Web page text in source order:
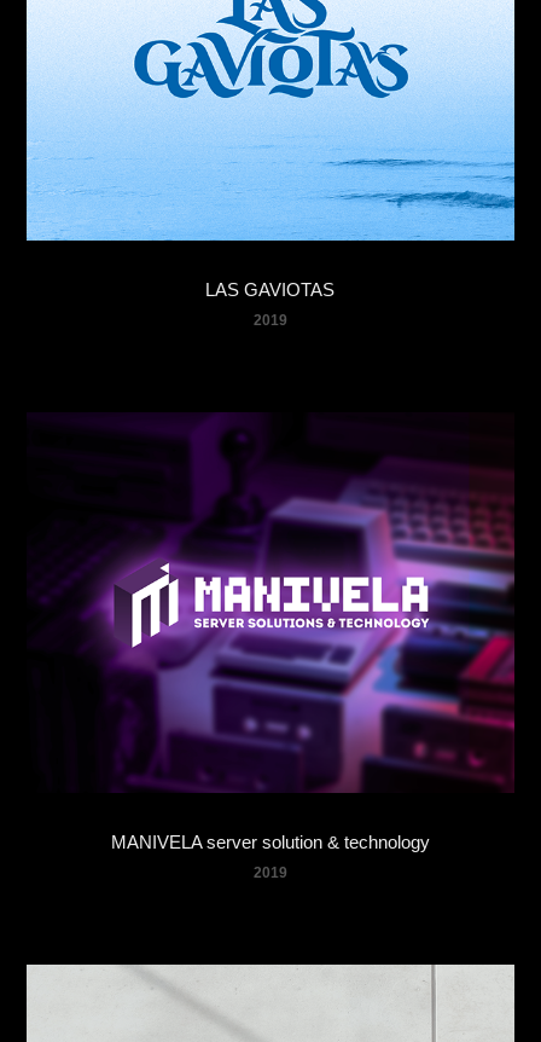
LAS GAVIOTAS
2019
MANIVELA server solution & technology
2019